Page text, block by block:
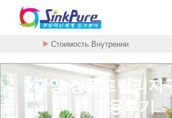
Стоимость Внутренни
광양 정품프릴리지
용후기